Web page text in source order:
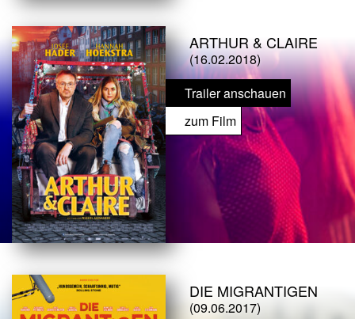
ARTHUR & CLAIRE
(16.02.2018)
Trailer anschauen
zum Film
DIE MIGRANTIGEN
(09.06.2017)